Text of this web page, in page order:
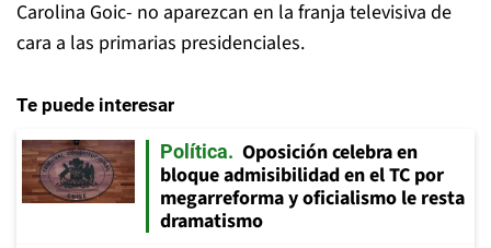
Carolina Goic- no aparezcan en la franja televisiva de
cara a las primarias presidenciales.
Te puede interesar
Política
Oposición celebra en
bloque admisibilidad en el TC por
megarreforma y oficialismo le resta
dramatismo